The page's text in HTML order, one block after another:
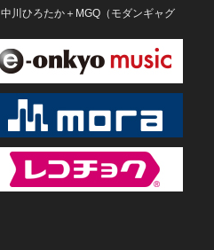
中川ひろたか＋MGQ（モダンギャグ
児玉麻里 児玉桃
デニス・ロトエフ指揮 モスクワ放
送交響楽団（現チャイコフスキー交
響楽団）
村田中（村田千紘＆田中菜緒子）
井上祐一
マグダレーナ・コジェナー、ヴァー
ツラフ・ルクス、コレギウム1704
ベルリン古楽アカデミー、ベルンハ